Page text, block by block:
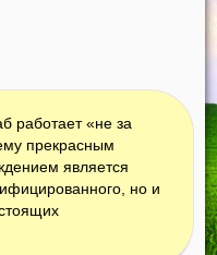
работает «не за
прекрасным
является
но и